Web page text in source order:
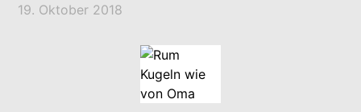
19. Oktober 2018